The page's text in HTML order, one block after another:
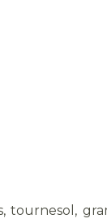
tournesol,